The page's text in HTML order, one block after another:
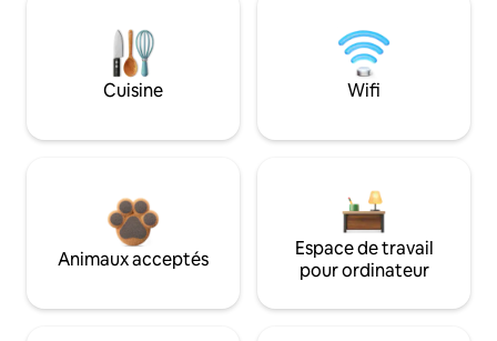
Cuisine Wifi
Animaux acceptés
Espace de travail
pour ordinateur